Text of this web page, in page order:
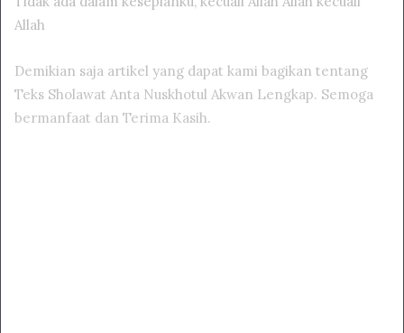
Allah
Demikian saja artikel yang dapat kami bagikan tentang
Teks Sholawat Anta Nuskhotul Akwan Lengkap. Semoga
bermanfaat dan Terima Kasih.